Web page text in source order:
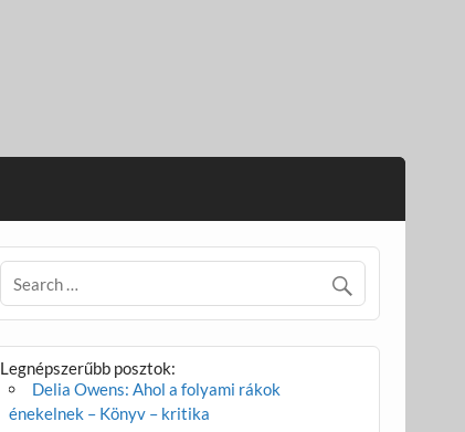
Legnépszerűbb posztok:
Delia Owens: Ahol a folyami rákok
énekelnek – Könyv – kritika